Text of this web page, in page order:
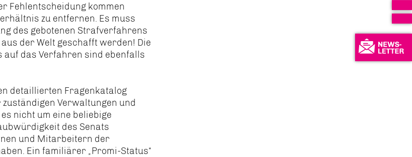
Fehlentscheidung kommen
zu entfernen. Es muss
des gebotenen Strafverfahrens
der Welt geschafft werden! Die
auf das Verfahren sind ebenfalls
detaillierten Fragenkatalog
Verwaltungen und
nicht um eine beliebige
des Senats
und Mitarbeitern der
Ein familiärer „Promi-Status“